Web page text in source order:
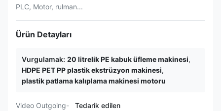
PLC, Motor, rulman...
Ürün Detayları
Vurgulamak: 20 litrelik PE kabuk üfleme makinesi,
HDPE PET PP plastik ekstrüzyon makinesi,
plastik patlama kalıplama makinesi motoru
Video Outgoing-
Tedarik edilen